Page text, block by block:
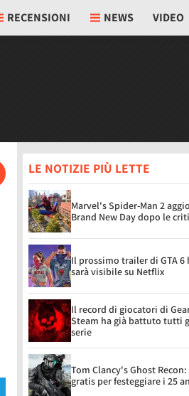
RECENSIONI NEWS VIDEO
LE NOTIZIE PIÙ LETTE
Marvel's Spider-Man 2
Brand New Day dopo le
Il prossimo trailer di GTA 6
sarà visibile su Netflix
Il record di giocatori di
Steam ha già battuto tutti
serie
Tom Clancy's Ghost
gratis per festeggiare i 25